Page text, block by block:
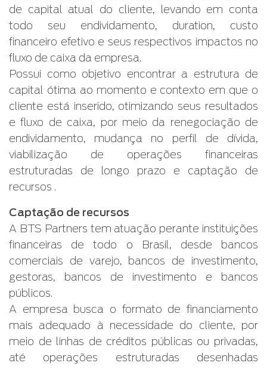
de capital atual do cliente, levando em conta
todo seu endividamento, duration, custo
financeiro efetivo e seus respectivos impactos no
fluxo de caixa da empresa.
Possui como objetivo encontrar a estrutura de
capital ótima ao momento e contexto em que o
cliente está inserido, otimizando seus resultados
e fluxo de caixa, por meio da renegociação de
endividamento, mudança no perfil de dívida,
viabilização de operações financeiras
estruturadas de longo prazo e captação de
recursos .
Captação de recursos
A BTS Partners tem atuação perante instituições
financeiras de todo o Brasil, desde bancos
comerciais de varejo, bancos de investimento,
gestoras, bancos de investimento e bancos
públicos.
A empresa busca o formato de financiamento
mais adequado à necessidade do cliente, por
meio de linhas de créditos públicas ou privadas,
até operações estruturadas desenhadas